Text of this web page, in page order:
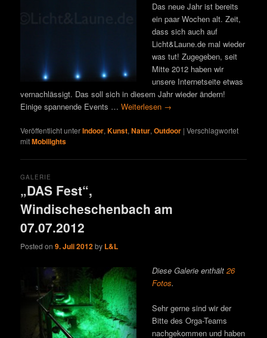
Das neue Jahr ist bereits
ein paar Wochen alt. Zeit,
dass sich auch auf
Licht&Laune.de mal wieder
was tut! Zugegeben, seit
Mitte 2012 haben wir
unsere Internetseite etwas
vernachlässigt. Das soll sich in diesem Jahr wieder ändern!
Einige spannende Events …Weiterlesen →
Veröffentlicht unterIndoor,Kunst,Natur,Outdoor |Verschlagwortet
mitMobilights
„DAS Fest“,
Windischeschenbach am
07.07.2012
GALERIE
Posted on9. Juli 2012by L&L
Diese Galerie enthält26
Fotos.
Sehr gerne sind wir der
Bitte des Orga-Teams
nachgekommen und haben